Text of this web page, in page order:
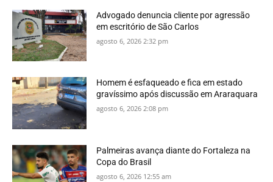
Advogado denuncia cliente por agressão
em escritório de São Carlos
agosto 6, 2026 2:32 pm
Homem é esfaqueado e fica em estado
gravíssimo após discussão em Araraquara
agosto 6, 2026 2:08 pm
Palmeiras avança diante do Fortaleza na
Copa do Brasil
agosto 6, 2026 12:55 am